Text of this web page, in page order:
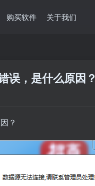
购买软件 关于我们
误，是什么原因？
？